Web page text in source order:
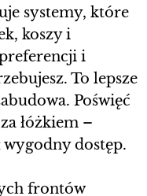
systemy, które
koszy i
i
To lepsze
Poświęć
łóżkiem –
wygodny dostęp.
frontów